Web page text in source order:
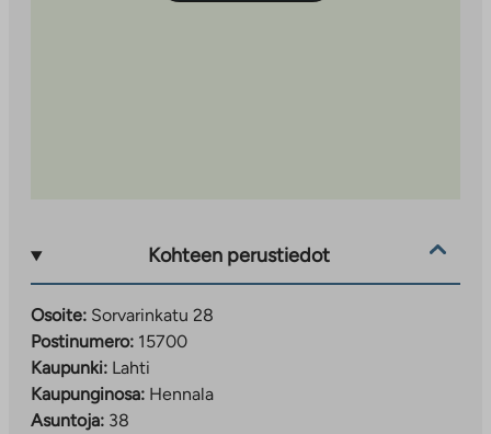
Kohteen perustiedot
Osoite: Sorvarinkatu 28
Postinumero: 15700
Kaupunki: Lahti
Kaupunginosa: Hennala
Asuntoja: 38